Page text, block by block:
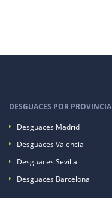
DESGUACES POR PROVINCIA
Desguaces Madrid
Desguaces Valencia
Desguaces Sevilla
Desguaces Barcelona